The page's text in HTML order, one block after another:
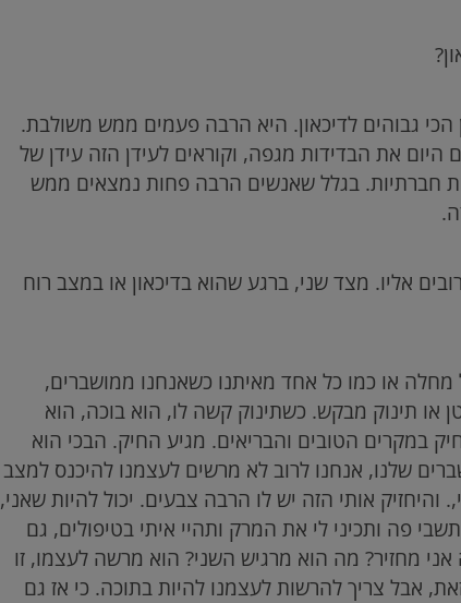
הכי גבוהים לדיכאון. היא הרבה פעמים ממש משולבת.
את הבדידות מגפה, וקוראים לעידן הזה עידן של
חברתיות. בגלל שאנשים הרבה פחות נמצאים ממש
אליו. מצד שני, ברגע שהוא בדיכאון או במצב רוח
או כמו כל אחד מאיתנו כשאנחנו ממושברים,
או תינוק מבקש. כשתינוק קשה לו, הוא בוכה, הוא
במקרים הטובים והבריאים. מגיע החיק. הבכי הוא
שלנו, אנחנו לרוב לא מרשים לעצמנו להיכנס למצב
אותי הזה יש לו הרבה צבעים. יכול להיות שאני,
פה ותכיני לי את המרק ותהיי איתי בטיפולים, גם
מחזיר? מה הוא מרגיש השני? הוא מרשה לעצמו, זו
אבל צריך להרשות לעצמנו להיות בתוכה. כי אז גם